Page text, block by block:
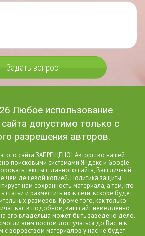
Задать вопрос
Любое использование
допустимо только с
разрешения авторов.
этого сайта ЗАПРЕЩЕНО! Авторство нашей
поисковыми системами Яндекс и Google.
тексты с данного сайта, Ваш личный
чем дешевой копией. Политика защиты
нам сохранность материала, а тем, кто
статьи и разместить их в сети, вскоре будет
размеров. Кроме того, как только
вас в подобном, ваш сайт немедленно
его владельца может быть заведено дело.
этим постом достучаться до Вас, и в
воровством материалов у нас не будет.